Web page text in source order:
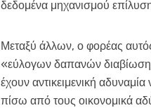
δεδομένα μηχανισμού
Μεταξύ άλλων, ο φορέας
«εύλογων δαπανών
έχουν αντικειμενική
πίσω από τους οικονομικά